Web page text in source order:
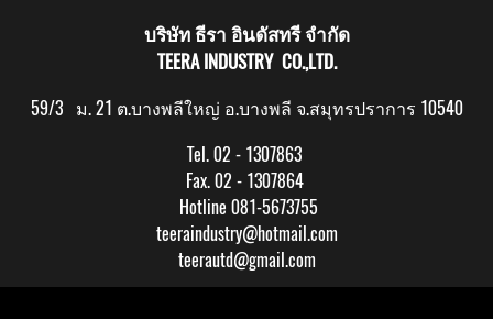
บริษัท ธีรา อินดัสทรี จำกัด
TEERA INDUSTRY CO.,LTD.
59/3 ม. 21 ต.บางพลีใหญ่ อ.บางพลี จ.สมุทรปราการ 10540
Tel. 02 - 1307863
Fax. 02 - 1307864
Hotline 081-5673755
teeraindustry@hotmail.com
teerautd@gmail.com